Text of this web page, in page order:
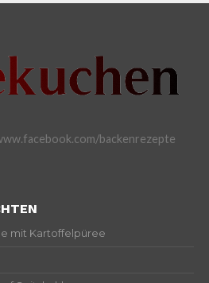
backenrezepte
mit Kartoffelpüree